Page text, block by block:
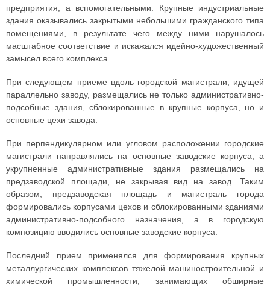
предприятия, а вспомогательными. Крупные индустриальные
здания оказывались закрытыми небольшими гражданского типа
помещениями, в результате чего между ними нарушалось
масштабное соответствие и искажался идейно-художественный
замысел всего комплекса.
При следующем приеме вдоль городской магистрали, идущей
параллельно заводу, размещались не только административно-
подсобные здания, сблокированные в крупные корпуса, но и
основные цехи завода.
При перпендикулярном или угловом расположении городские
магистрали направлялись на основные заводские корпуса, а
укрупненные административные здания размещались на
предзаводской площади, не закрывая вид на завод. Таким
образом, предзаводская площадь и магистраль города
формировались корпусами цехов и сблокированными зданиями
административно-подсобного назначения, а в городскую
композицию вводились основные заводские корпуса.
Последний прием применялся для формирования крупных
металлургических комплексов тяжелой машиностроительной и
химической промышленности, занимающих обширные